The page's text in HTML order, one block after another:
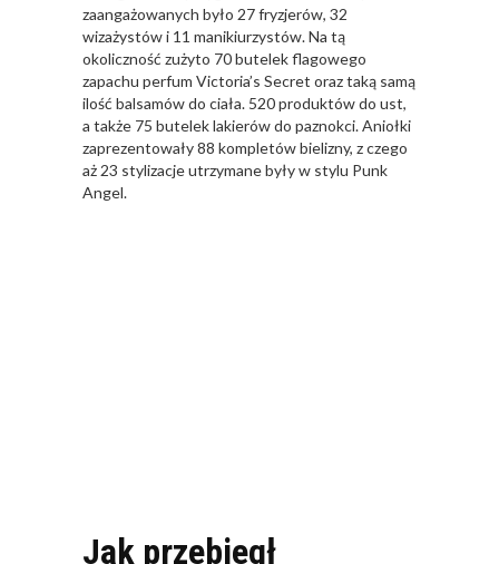
zaangażowanych było 27 fryzjerów, 32
wizażystów i 11 manikiurzystów. Na tą
okoliczność zużyto 70 butelek flagowego
zapachu perfum Victoria’s Secret oraz taką samą
ilość balsamów do ciała. 520 produktów do ust,
a także 75 butelek lakierów do paznokci. Aniołki
zaprezentowały 88 kompletów bielizny, z czego
aż 23 stylizacje utrzymane były w stylu Punk
Angel.
Jak przebiegł